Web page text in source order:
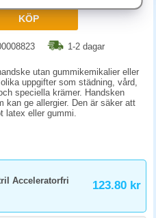
KÖP
1-2 dagar
utan gummikemikalier eller
uppgifter som städning, vård,
speciella krämer. Handsken
kan ge allergier. Den är säker att
latex eller gummi.
Acceleratorfri
123.80 kr